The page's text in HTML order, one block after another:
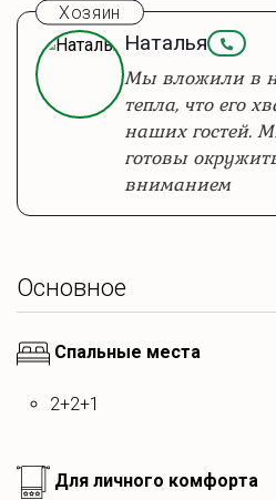
сосновым лесом, чудесно
привлекателен визуально. 🏡
комфорта:
Просторная ванная комнатас
СПА, но домашней
душевой, стиральной
Компактная, но уютная
экспериментов.
На территории уютная
Хозяин
Наталья
Мы вложили в
тепла, что его
наших гостей.
готовы
вниманием
Основное
Спальные места
2+2+1
Для личного комфорта